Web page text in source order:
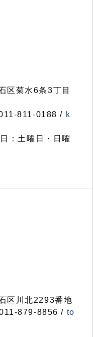
菊水6条3丁目
811-0188 / k
：土曜日・日曜
区川北2293番地
879-8856 / to